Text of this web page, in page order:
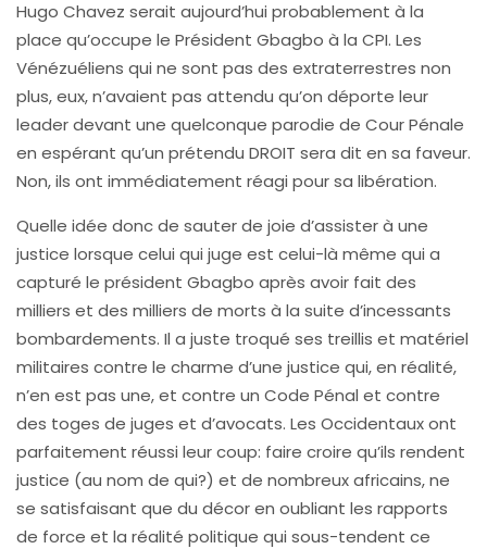
Hugo Chavez serait aujourd’hui probablement à la
place qu’occupe le Président Gbagbo à la CPI. Les
Vénézuéliens qui ne sont pas des extraterrestres non
plus, eux, n’avaient pas attendu qu’on déporte leur
leader devant une quelconque parodie de Cour Pénale
en espérant qu’un prétendu DROIT sera dit en sa faveur.
Non, ils ont immédiatement réagi pour sa libération.
Quelle idée donc de sauter de joie d’assister à une
justice lorsque celui qui juge est celui-là même qui a
capturé le président Gbagbo après avoir fait des
milliers et des milliers de morts à la suite d’incessants
bombardements. Il a juste troqué ses treillis et matériel
militaires contre le charme d’une justice qui, en réalité,
n’en est pas une, et contre un Code Pénal et contre
des toges de juges et d’avocats. Les Occidentaux ont
parfaitement réussi leur coup: faire croire qu’ils rendent
justice (au nom de qui?) et de nombreux africains, ne
se satisfaisant que du décor en oubliant les rapports
de force et la réalité politique qui sous-tendent ce